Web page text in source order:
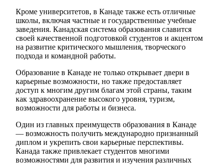
Кроме университетов, в Канаде также есть отличные
школы, включая частные и государственные учебные
заведения. Канадская система образования славится
своей качественной подготовкой студентов и акцентом
на развитие критического мышления, творческого
подхода и командной работы.
Образование в Канаде не только открывает двери в
карьерные возможности, но также предоставляет
доступ к многим другим благам этой страны, таким
как здравоохранение высокого уровня, туризм,
возможности для работы и бизнеса.
Один из главных преимуществ образования в Канаде
— возможность получить международно признанный
диплом и укрепить свои карьерные перспективы.
Канада также привлекает студентов многими
возможностями для развития и изучения различных